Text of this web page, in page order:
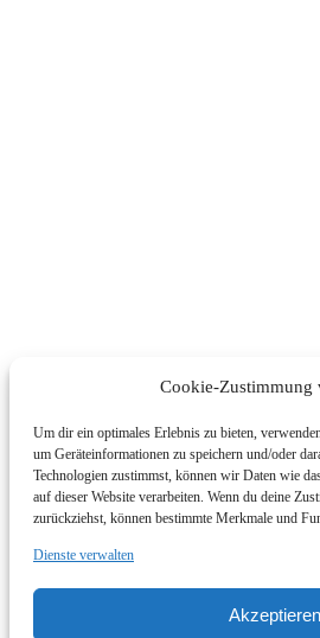
Cookie-Zustimmung
Um dir ein optimales Erlebnis zu bieten,
um Geräteinformationen zu speichern und/oder
Technologien zustimmst, können wir Daten wie
auf dieser Website verarbeiten. Wenn du deine
zurückziehst, können bestimmte Merkmale und
Dienste verwalten
Akzeptieren
© Foto Wallner 2017 - Alle Rechte